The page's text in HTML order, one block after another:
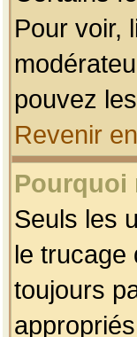
Pour voir,
pouvez
Revenir
Pourquoi
Seuls les
le trucage
toujours